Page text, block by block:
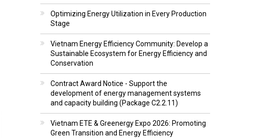
Optimizing Energy Utilization in Every Production
Stage
Vietnam Energy Efficiency Community: Develop a
Sustainable Ecosystem for Energy Efficiency and
Conservation
Contract Award Notice - Support the
development of energy management systems
and capacity building (Package C2.2.11)
Vietnam ETE & Greenergy Expo 2026: Promoting
Green Transition and Energy Efficiency